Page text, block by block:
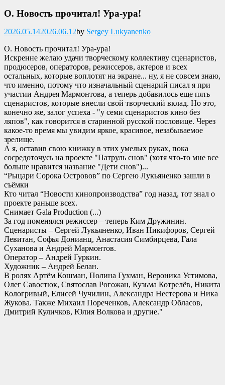
О. Новость прочитал! Ура-ура!
Опубликовано
2026.05.142026.06.12by Sergey Lukyanenko
О. Новость прочитал! Ура-ура!
Искренне желаю удачи творческому коллективу сценаристов,
продюсеров, операторов, режиссеров, актеров и всех
остальных, которые воплотят на экране... ну, я не совсем знаю,
что именно, потому что изначальный сценарий писал я при
участии Андрея Мармонтова, а теперь добавилось еще пять
сценаристов, которые внесли свой творческий вклад. Но это,
конечно же, залог успеха - "у семи сценаристов кино без
ляпов", как говорится в старинной русской пословице. Через
какое-то время мы увидим яркое, красивое, незабываемое
зрелище.
А я, оставив свою книжку в этих умелых руках, пока
сосредоточусь на проекте "Патруль снов" (хотя что-то мне все
больше нравится название "Дети снов")...
“Рыцари Сорока Островов” по Сергею Лукьяненко зашли в
съёмки
Кто читал “Новости кинопроизводства” год назад, тот знал о
проекте раньше всех.
Снимает Gala Production (...)
За год поменялся режиссер – теперь Ким Дружинин.
Сценаристы – Сергей Лукьяненко, Иван Никифоров, Сергей
Левитан, Софья Донианц, Анастасия Симбирцева, Гала
Суханова и Андрей Мармонтов.
Оператор – Андрей Гуркин.
Художник – Андрей Белан.
В ролях Артём Кошман, Полина Гухман, Вероника Устимова,
Олег Савостюк, Святослав Рогожан, Кузьма Котрелёв, Никита
Кологривый, Елисей Чучилин, Александра Нестерова и Ника
Жукова. Также Михаил Пореченков, Александр Обласов,
Дмитрий Куличков, Юлия Волкова и другие."